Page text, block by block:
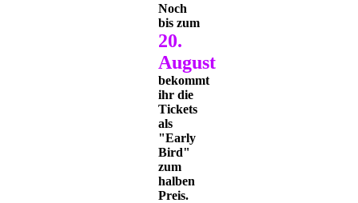
Noch
bis zum
20.
August
bekommt
ihr die
Tickets
als
"Early
Bird"
zum
halben
Preis.